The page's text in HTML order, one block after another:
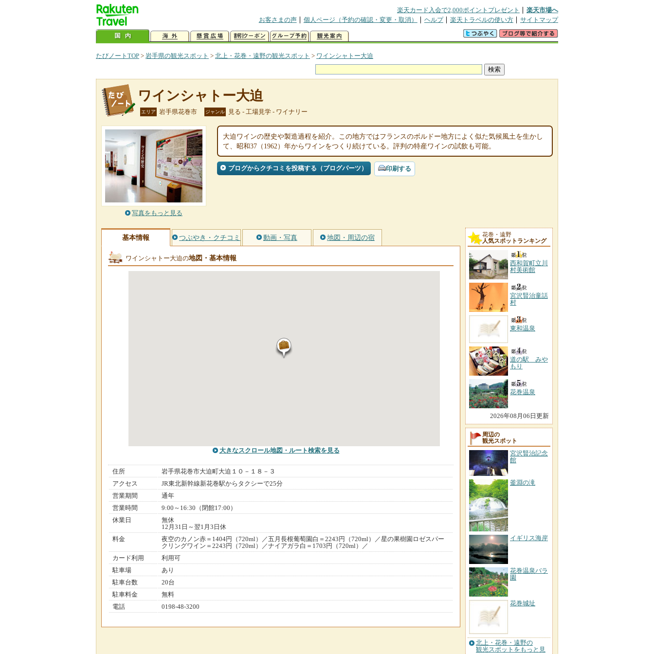
楽天カード入会で2,000ポイントプレゼント
楽天市場へ
お客さまの声
個人ページ（予約の確認・変更・取消） ヘルプ 楽天トラベルの使い方 サイトマップ
たびノートTOP > 岩手県の観光スポット > 北上・花巻・遠野の観光スポット > ワインシャトー大迫
ワインシャトー大迫
エリア 岩手県花巻市 ジャンル 見る - 工場見学 - ワイナリー
写真をもっと見る
大迫ワインの歴史や製造過程を紹介。この地方ではフランスのボルドー地方によく似た気候風土を生かし
て、昭和37（1962）年からワインをつくり続けている。評判の特産ワインの試飲も可能。
ブログからクチコミを投稿する（ブログパーツ） 印刷する
基本情報 つぶやき・クチコミ 動画・写真 地図・周辺の宿
ワインシャトー大迫の地図・基本情報
大きなスクロール地図 ・ルート検索を見る
住所
岩手県花巻市大迫町大迫１０－１８－３
アクセス
JR東北新幹線新花巻駅からタクシーで25分
営業期間
通年
営業時間
9:00～16:30（閉館17:00）
休業日
無休
12月31日～翌1月3日休
料金
夜空のカノン赤＝1404円（720ml）／五月長根葡萄園白＝2243円（720ml）／星の果樹園ロゼスパー
クリングワイン＝2243円（720ml）／ナイアガラ白＝1703円（720ml）／
カード利用
利用可
駐車場
あり
駐車台数
20台
駐車料金
無料
電話
0198-48-3200
花巻・遠野
人気スポットランキング
西和賀町立川
村美術館
宮沢賢治童話
村
東和温泉
道の駅 みや
もり
花巻温泉
2026年08月06日更新
周辺の
観光スポット
宮沢賢治記念
館
釜淵の滝
イギリス海岸
花巻温泉バラ
園
花巻城址
北上・花巻・遠野の
観光スポットをもっと見